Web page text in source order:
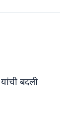
बदली